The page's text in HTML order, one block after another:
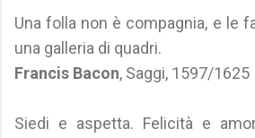
Una folla non è compagnia, e le
una galleria di quadri.
Francis Bacon, Saggi, 1597/1625
Siedi e aspetta. Felicità e